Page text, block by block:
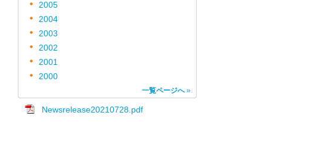
2005
2004
2003
2002
2001
2000
一覧ページへ»
Newsrelease20210728.pdf